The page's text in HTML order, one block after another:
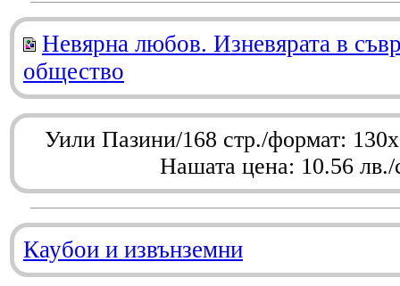
Невярна любов. Изневярата в
общество
Уили Пазини/168 стр./формат:
Нашата цена: 10.56 лв./
Каубои и извънземни